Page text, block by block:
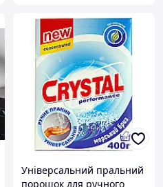
Універсальний пральний
порошок для ручного